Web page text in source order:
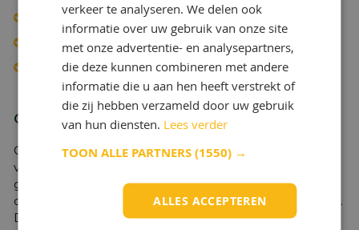
ZF TE-ML 17B
ZF TE-ML 19B
ZF TE-ML 21A
Omschrijving Q8 T 55 85W-140
Q8 T 55 85W-140 is een geavanceerd smeermiddel
voor zwaarbelaste tandwielen. De specifiek
geselecteerde basisoliën en additievenbieden
optimale smering bij extreme druk en schokbelasting.
Dit product wordt aanbevolen voor zwaarbelaste
verkeer te analyseren. We delen ook
informatie over uw gebruik van onze site
met onze advertentie- en analysepartners,
die deze kunnen combineren met andere
informatie die u aan hen heeft verstrekt of
die zij hebben verzameld door uw gebruik
van hun diensten. Lees verder
TOON ALLE PARTNERS(1550) →
ALLES ACCEPTEREN